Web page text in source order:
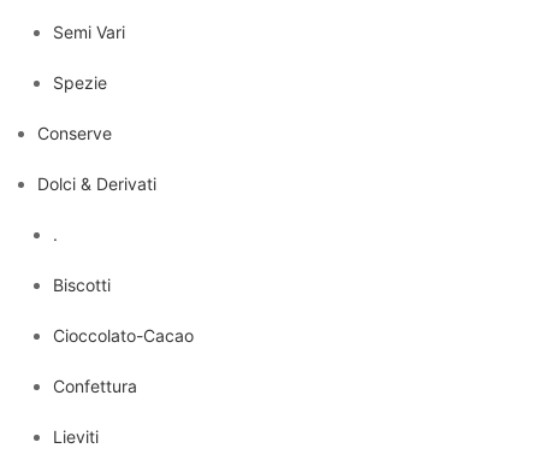
Semi Vari
Spezie
Conserve
Dolci & Derivati
.
Biscotti
Cioccolato-Cacao
Confettura
Lieviti